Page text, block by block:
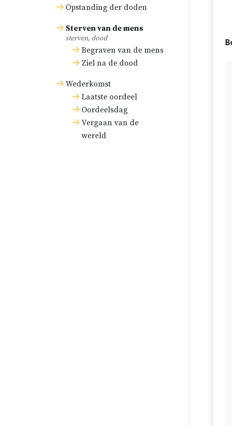
Opstanding der doden
Sterven van de mens
sterven, dood
Begraven van de mens
Ziel na de dood
Wederkomst
Laatste oordeel
Oordeelsdag
Vergaan van de
wereld